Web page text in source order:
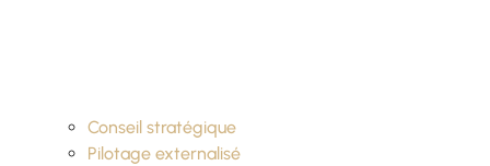
Conseil stratégique
Pilotage externalisé